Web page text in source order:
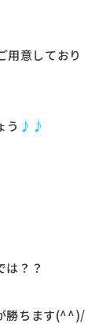
用意しており
う ♪♪
は？？
勝ちます(^^)/